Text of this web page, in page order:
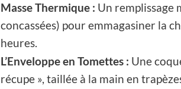
Masse Thermique : Un remplissage
concassées) pour emmagasiner la
heures.
L’Enveloppe en Tomettes : Une
récupe », taillée à la main en